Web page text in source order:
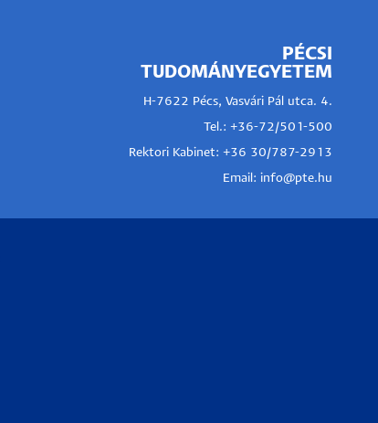
PÉCSI
TUDOMÁNYEGYETEM
H-7622 Pécs, Vasvári Pál utca. 4.
Tel.: +36-72/501-500
Rektori Kabinet: +36 30/787-2913
Email: info@pte.hu